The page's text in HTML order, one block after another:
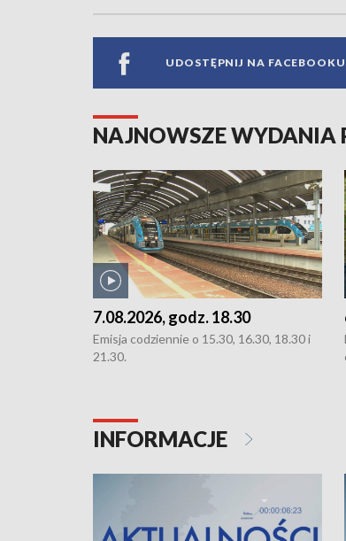
UDOSTĘPNIJ NA FACEBOOKU
NAJNOWSZE WYDANIA
7.08.2026, godz. 18.30
Emisja codziennie o 15.30, 16.30, 18.30 i
21.30.
INFORMACJE